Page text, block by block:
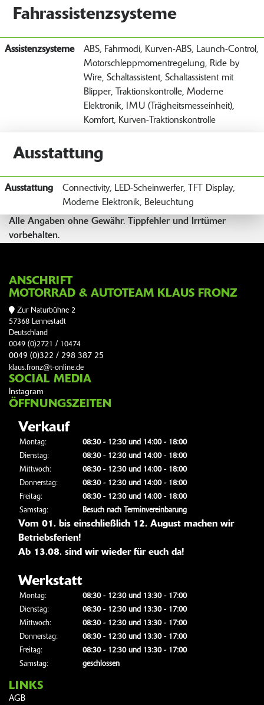
Fahrassistenzsysteme
Assistenzsysteme
ABS, Fahrmodi, Kurven-ABS, Launch-Control,
Motorschleppmomentregelung, Ride by
Wire, Schaltassistent, Schaltassistent mit
Blipper, Traktionskontrolle, Moderne
Elektronik, IMU (Trägheitsmesseinheit),
Komfort, Kurven-Traktionskontrolle
Ausstattung
Ausstattung
Connectivity, LED-Scheinwerfer, TFT Display,
Moderne Elektronik, Beleuchtung
Alle Angaben ohne Gewähr. Tippfehler und Irrtümer
vorbehalten.
ANSCHRIFT
MOTORRAD & AUTOTEAM KLAUS FRONZ
Zur Naturbühne 2
57368 Lennestadt
Deutschland
0049 (0)2721 / 10474
0049 (0)322 / 298 387 25
klaus.fronz@t-online.de
SOCIAL MEDIA
Instagram
ÖFFNUNGSZEITEN
Verkauf
Montag:
08:30 - 12:30 und 14:00 - 18:00
Dienstag:
08:30 - 12:30 und 14:00 - 18:00
Mittwoch:
08:30 - 12:30 und 14:00 - 18:00
Donnerstag:
08:30 - 12:30 und 14:00 - 18:00
Freitag:
08:30 - 12:30 und 14:00 - 18:00
Samstag:
Besuch nach Terminvereinbarung
Vom 01. bis einschließlich 12. August machen wir
Betriebsferien!
Ab 13.08. sind wir wieder für euch da!
Werkstatt
Montag:
08:30 - 12:30 und 13:30 - 17:00
Dienstag:
08:30 - 12:30 und 13:30 - 17:00
Mittwoch:
08:30 - 12:30 und 13:30 - 17:00
Donnerstag:
08:30 - 12:30 und 13:30 - 17:00
Freitag:
08:30 - 12:30 und 13:30 - 17:00
Samstag:
geschlossen
LINKS
AGB